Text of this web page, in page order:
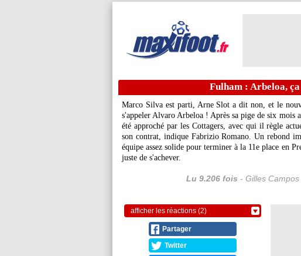
Fulham : Arbeloa,
Marco Silva est parti, Arne Slot a dit non, et le
s'appeler Alvaro Arbeloa ! Après sa pige de six mois
été approché par les Cottagers, avec qui il règle
son contrat, indique Fabrizio Romano. Un rebond
équipe assez solide pour terminer à la 11e place en
juste de s'achever.
Lu 9.206 fois - Gilles
afficher les réactions (2)
Partager
Twitter